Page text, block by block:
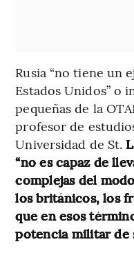
Rusia “no tiene un
Estados Unidos” o
pequeñas de la
profesor de
Universidad de St.
“no es capaz de
complejas del
los británicos, los
que en esos
potencia militar de